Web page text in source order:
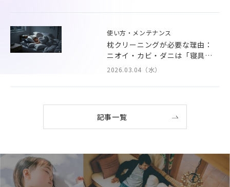
使い方・メンテナンス
枕クリーニングが必要な理由：
ニオイ・カビ・ダニは「寝具」
から
2026.03.04（水）
記事一覧